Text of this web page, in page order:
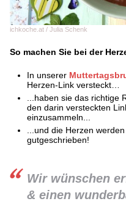
ichkoche.at / Julia Schenk
So machen Sie bei der
In unserer
Herzen-Link versteckt…
...haben sie das richtige
den darin versteckten
einzusammeln...
...und die Herzen
gutgeschrieben!
Wir wünschen
& einen